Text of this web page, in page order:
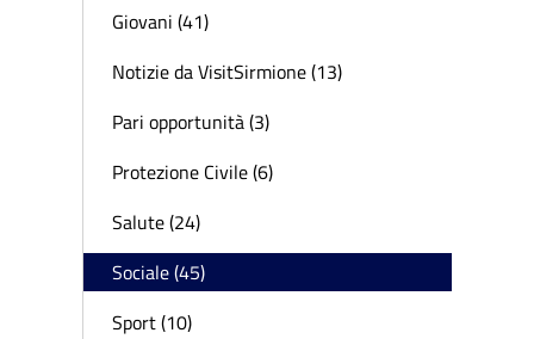
Giovani (41)
Notizie da VisitSirmione (13)
Pari opportunità (3)
Protezione Civile (6)
Salute (24)
Sociale (45)
Sport (10)